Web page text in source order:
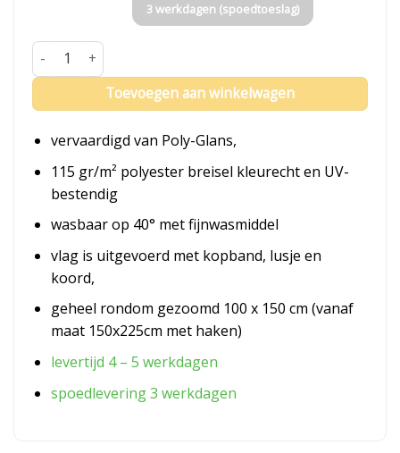
3 werkdagen (spoedtoeslag)
Vlag Barneveld aantal
Toevoegen aan winkelwagen
vervaardigd van Poly-Glans,
115 gr/m² polyester breisel kleurecht en UV-
bestendig
wasbaar op 40° met fijnwasmiddel
vlag is uitgevoerd met kopband, lusje en
koord,
geheel rondom gezoomd 100 x 150 cm (vanaf
maat 150x225cm met haken)
levertijd 4 – 5 werkdagen
spoedlevering 3 werkdagen